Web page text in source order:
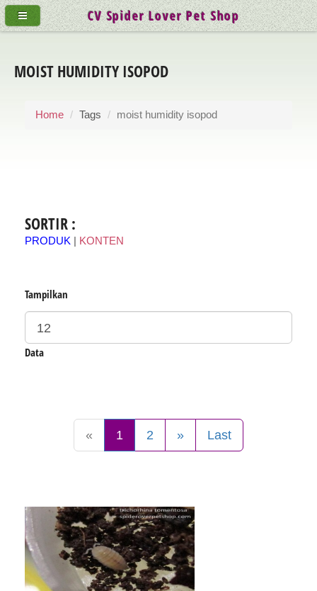
MOIST HUMIDITY ISOPOD
Home Tags moist humidity isopod
SORTIR :
PRODUK KONTEN
Tampilkan
Data
« 1 2 » Last
CV Spider Lover Pet Shop